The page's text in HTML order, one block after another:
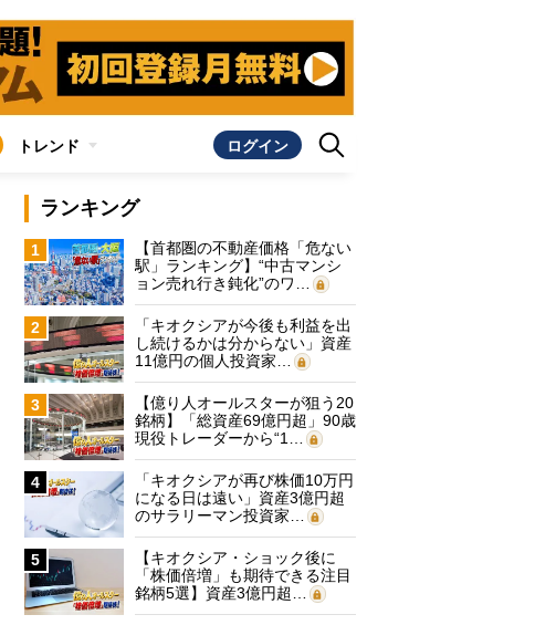
トレンド ログイン
ランキング
1
【首都圏の不動産価格「危ない
駅」ランキング】“中古マンシ
ョン売れ行き鈍化”のワ…
2
「キオクシアが今後も利益を出
し続けるかは分からない」資産
11億円の個人投資家…
3
【億り人オールスターが狙う20
銘柄】「総資産69億円超」90歳
現役トレーダーから“1…
4
「キオクシアが再び株価10万円
になる日は遠い」資産3億円超
のサラリーマン投資家…
5
【キオクシア・ショック後に
「株価倍増」も期待できる注目
銘柄5選】資産3億円超…